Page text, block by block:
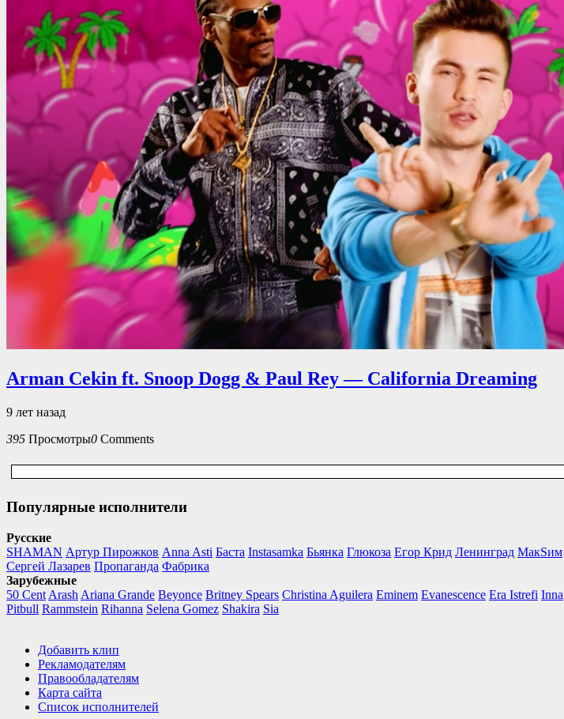
Arman Cekin ft. Snoop Dogg & Paul Rey — California Dreaming
9 лет назад
395 Просмотры0 Comments
Популярные исполнители
Русские
SHAMAN Артур Пирожков Anna Asti Баста Instasamka Бьянка Глюкоза Егор Крид Ленинград МакSим
Сергей Лазарев Пропаганда Фабрика
Зарубежные
50 Cent Arash Ariana Grande Beyonce Britney Spears Christina Aguilera Eminem Evanescence Era Istrefi Inna
Pitbull Rammstein Rihanna Selena Gomez Shakira Sia
Добавить клип
Рекламодателям
Правообладателям
Карта сайта
Список исполнителей